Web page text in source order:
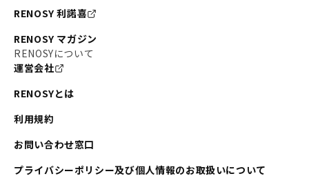
RENOSY 利諾喜
RENOSY マガジン
RENOSYについて
運営会社
RENOSYとは
利用規約
お問い合わせ窓口
プライバシーポリシー及び個人情報のお取扱いについて